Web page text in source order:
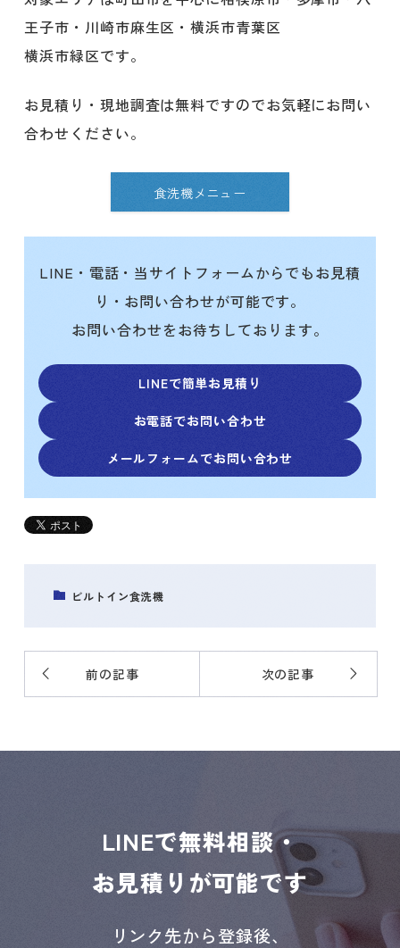
王子市・川崎市麻生区・横浜市青葉区
横浜市緑区です。
お見積り・現地調査は無料ですのでお気軽にお問い
合わせください。
食洗機メニュー
LINE・電話・当サイトフォームからでもお見積
り・お問い合わせが可能です。
お問い合わせをお待ちしております。
LINEで簡単お見積り
お電話でお問い合わせ
メールフォームでお問い合わせ
ビルトイン食洗機
前の記事 次の記事
LINEで無料相談・
お見積りが可能です
リンク先から登録後、